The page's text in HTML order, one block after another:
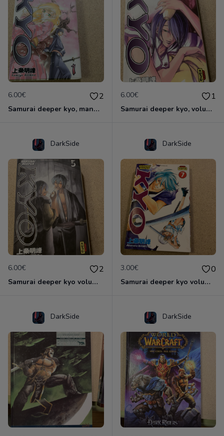
6.00€ 2
Samurai deeper kyo, manga double volume 1 et 2
6.00€ 1
Samurai deeper kyo, volume 3 & 4 manga double
DarkSide
6.00€ 2
Samurai deeper kyo volume 5&6 manga double
DarkSide
3.00€ 0
Samurai deeper kyo volume 7
DarkSide DarkSide